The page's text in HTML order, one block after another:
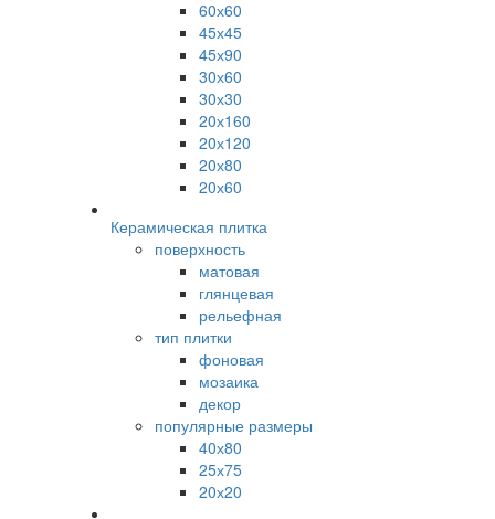
60х60
45х45
45х90
30х60
30х30
20х160
20х120
20х80
20х60
Керамическая плитка
поверхность
матовая
глянцевая
рельефная
тип плитки
фоновая
мозаика
декор
популярные размеры
40х80
25х75
20х20